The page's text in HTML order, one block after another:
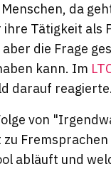
da
Tätigkeit als
die Frage
kann. Im
darauf reagierte.
von
abläuft und